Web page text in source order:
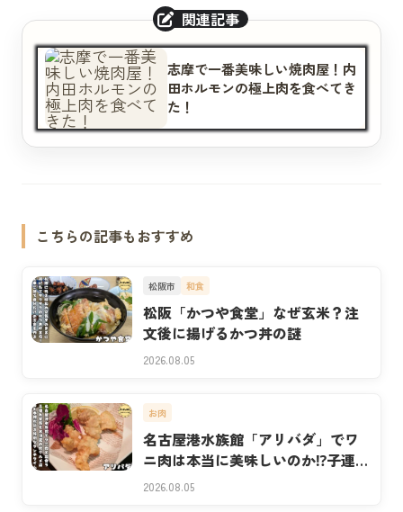
志摩で一番美味しい焼肉屋！内
田ホルモンの極上肉を食べてき
た！
こちらの記事もおすすめ
松阪市 和食
松阪「かつや食堂」なぜ玄米？注
文後に揚げるかつ丼の謎
2026.08.05
お肉
名古屋港水族館「アリバダ」でワ
ニ肉は本当に美味しいのか⁉子連れ
実食
2026.08.05